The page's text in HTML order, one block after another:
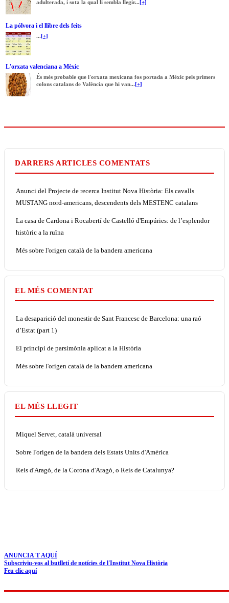
adulterada, i sota la qual li sembla llegir... [+]
La pólvora i el llibre dels feits
...[+]
L'orxata valenciana a Mèxic
És més probable que l'orxata mexicana fos portada a Mèxic pels primers
colons catalans de València que hi van...[+]
DARRERS ARTICLES COMENTATS
Anunci del Projecte de recerca Institut Nova Història: Els cavalls
MUSTANG nord-americans, descendents dels MESTENC catalans
La casa de Cardona i Rocabertí de Castelló d'Empúries: de l’esplendor
històric a la ruïna
Més sobre l'origen català de la bandera americana
EL MÉS COMENTAT
La desaparició del monestir de Sant Francesc de Barcelona: una raó
d’Estat (part 1)
El principi de parsimònia aplicat a la Història
Més sobre l'origen català de la bandera americana
EL MÉS LLEGIT
Miquel Servet, català universal
Sobre l'origen de la bandera dels Estats Units d'Amèrica
Reis d'Aragó, de la Corona d'Aragó, o Reis de Catalunya?
ANUNCIA'T AQUÍ
Subscriviu-vos al butlletí de notícies de l'Institut Nova Història
Feu clic aquí